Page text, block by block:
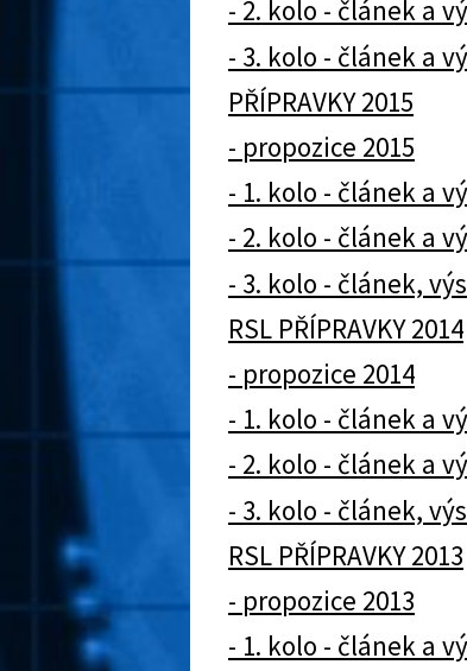
- 2. kolo - článek a
- 3. kolo - článek a
PŘÍPRAVKY 2015
- propozice 2015
- 1. kolo - článek a
- 2. kolo - článek a
- 3. kolo - článek,
RSL PŘÍPRAVKY 2014
- propozice 2014
- 1. kolo - článek a
- 2. kolo - článek a
- 3. kolo - článek,
RSL PŘÍPRAVKY 2013
- propozice 2013
- 1. kolo - článek a